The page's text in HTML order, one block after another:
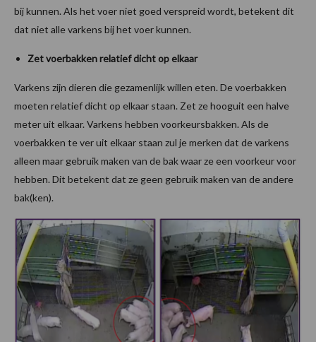
bij kunnen. Als het voer niet goed verspreid wordt, betekent dit
dat niet alle varkens bij het voer kunnen.
Zet voerbakken relatief dicht op elkaar
Varkens zijn dieren die gezamenlijk willen eten. De voerbakken
moeten relatief dicht op elkaar staan. Zet ze hooguit een halve
meter uit elkaar. Varkens hebben voorkeursbakken. Als de
voerbakken te ver uit elkaar staan zul je merken dat de varkens
alleen maar gebruik maken van de bak waar ze een voorkeur voor
hebben. Dit betekent dat ze geen gebruik maken van de andere
bak(ken).